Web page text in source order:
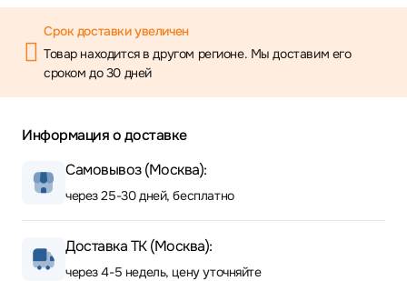
Срок доставки увеличен
Товар находится в другом регионе. Мы доставим его
сроком до 30 дней
Информация о доставке
Самовывоз (Москва):
через 25-30 дней, бесплатно
Доставка ТК (Москва):
через 4-5 недель, цену уточняйте